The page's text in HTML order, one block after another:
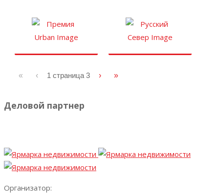
« ‹ 1 страница 3 › »
Деловой партнер
Организатор: